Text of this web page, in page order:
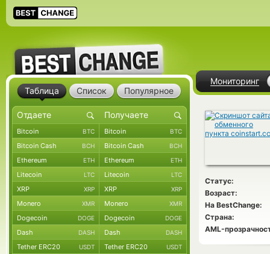
Мониторинг
Статус:
Возраст:
На BestChange:
Страна:
AML-
Таблица Список Популярное
Bitcoin BTC Bitcoin BTC
Bitcoin Cash BCH Bitcoin Cash BCH
Ethereum ETH Ethereum ETH
Litecoin LTC Litecoin LTC
XRP XRP XRP XRP
Monero XMR Monero XMR
Dogecoin DOGE Dogecoin DOGE
Dash DASH Dash DASH
Tether ERC20 USDT Tether ERC20 USDT